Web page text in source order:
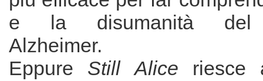
e la disumanità
Alzheimer.
Eppure Still Alice riesce